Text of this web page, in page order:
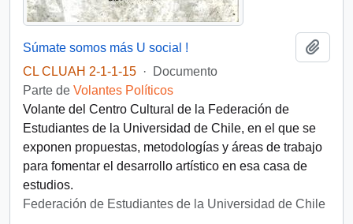
Súmate somos más U social !
CL CLUAH 2-1-1-15 ·
Documento
Parte de Volantes Políticos
Volante del Centro Cultural de la Federación de
Estudiantes de la Universidad de Chile, en el que se
exponen propuestas, metodologías y áreas de trabajo
para fomentar el desarrollo artístico en esa casa de
estudios.
Federación de Estudiantes de la Universidad de Chile